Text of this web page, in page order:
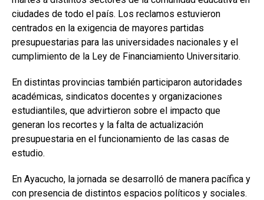
ciudades de todo el país. Los reclamos estuvieron
centrados en la exigencia de mayores partidas
presupuestarias para las universidades nacionales y el
cumplimiento de la Ley de Financiamiento Universitario.
En distintas provincias también participaron autoridades
académicas, sindicatos docentes y organizaciones
estudiantiles, que advirtieron sobre el impacto que
generan los recortes y la falta de actualización
presupuestaria en el funcionamiento de las casas de
estudio.
En Ayacucho, la jornada se desarrolló de manera pacífica y
con presencia de distintos espacios políticos y sociales.